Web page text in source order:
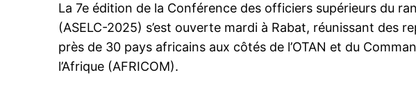
La 7e édition de la Conférence des officiers supérieurs du
(ASELC-2025) s’est ouverte mardi à Rabat, réunissant des
près de 30 pays africains aux côtés de l’OTAN et du
l’Afrique (AFRICOM).